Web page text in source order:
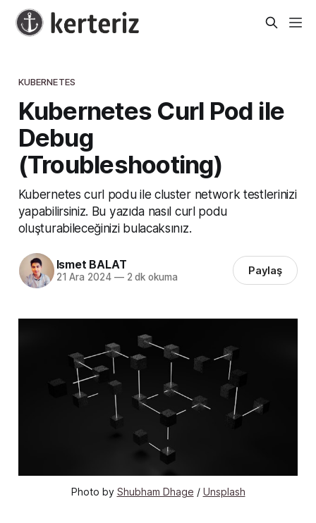
KUBERNETES
Kubernetes Curl Pod ile
Debug
(Troubleshooting)
Kubernetes curl podu ile cluster network testlerinizi
yapabilirsiniz. Bu yazıda nasıl curl podu
oluşturabileceğinizi bulacaksınız.
Ismet BALAT
21 Ara 2024 —2 dk okuma Paylaş
Photo by Shubham Dhage / Unsplash